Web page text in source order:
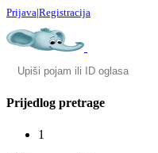
Prijava|Registracija
Prijedlog pretrage
1